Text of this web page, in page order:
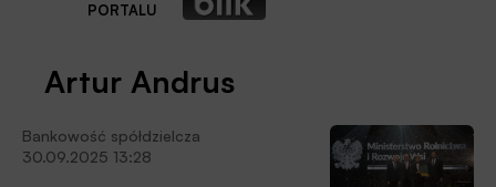
PORTALU
Artur Andrus
Bankowość spółdzielcza
30.09.2025 13:28